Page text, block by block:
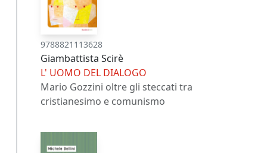
9788821113628
Giambattista Scirè
L' UOMO DEL DIALOGO
Mario Gozzini oltre gli steccati tra
cristianesimo e comunismo